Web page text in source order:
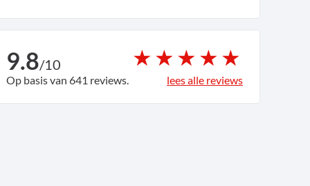
9.8/10
Op basis van 641 reviews. lees alle reviews